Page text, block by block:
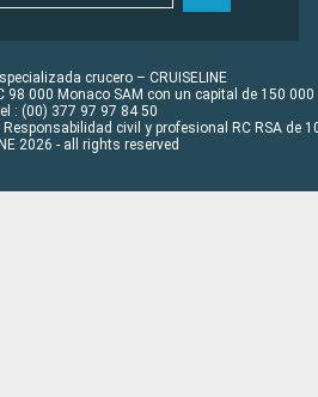
crucero – CRUISELINE
98 000 Monaco SAM con un capital de 150 000
: (00) 377 97 97 84 50
civil y profesional RC RSA de
2026 - all rights reserved